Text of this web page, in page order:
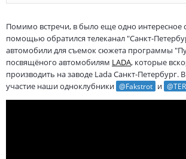
Помимо встречи, в было еще одно интересное
помощью обратился телеканал "Санкт-
автомобили для съемок сюжета программы
посвящёного автомобилям LADA, которые
производить на заводе Lada Санкт-Петербург.
участие наши одноклубники @Fakstrot и @TER